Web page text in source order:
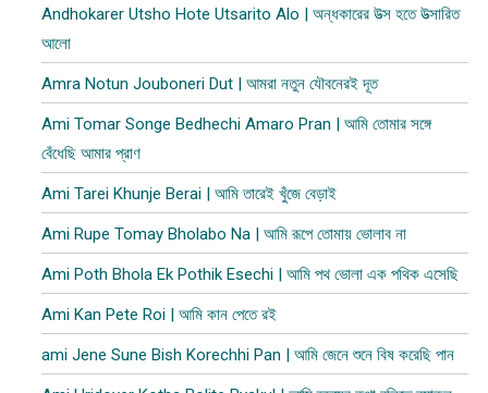
Andhokarer Utsho Hote Utsarito Alo | অন্ধকারের উত্স হতে উত্সারিত
আলো
Amra Notun Jouboneri Dut | আমরা নতুন যৌবনেরই দূত
Ami Tomar Songe Bedhechi Amaro Pran | আমি তোমার সঙ্গে
বেঁধেছি আমার প্রাণ
Ami Tarei Khunje Berai | আমি তারেই খুঁজে বেড়াই
Ami Rupe Tomay Bholabo Na | আমি রূপে তোমায় ভোলাব না
Ami Poth Bhola Ek Pothik Esechi | আমি পথ ভোলা এক পথিক এসেছি
Ami Kan Pete Roi | আমি কান পেতে রই
ami Jene Sune Bish Korechhi Pan | আমি জেনে শুনে বিষ করেছি পান